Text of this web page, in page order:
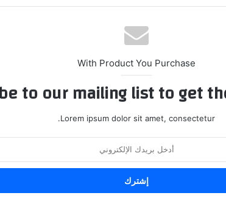
With Product You Purchase
to our mailing list to get
Lorem ipsum dolor sit amet, consectetur.